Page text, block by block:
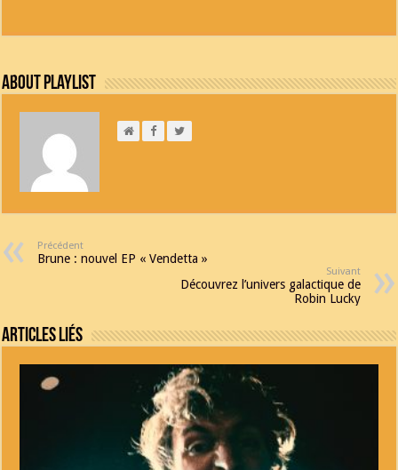
About Playlist
Précédent
Brune : nouvel EP « Vendetta »
Suivant
Découvrez l’univers galactique de
Robin Lucky
Articles Liés